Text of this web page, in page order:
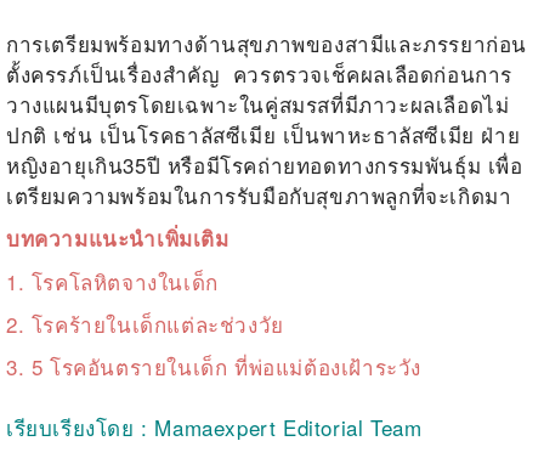
การเตรียมพร้อมทางด้านสุขภาพของสามีและภรรยาก่อน
ตั้งครรภ์เป็นเรื่องสำคัญ ควรตรวจเช็คผลเลือดก่อนการ
วางแผนมีบุตรโดยเฉพาะในคู่สมรสที่มีภาวะผลเลือดไม่
ปกติ เช่น เป็นโรคธาลัสซีเมีย เป็นพาหะธาลัสซีเมีย ฝ่าย
หญิงอายุเกิน35ปี หรือมีโรคถ่ายทอดทางกรรมพันธุ์ม เพื่อ
เตรียมความพร้อมในการรับมือกับสุขภาพลูกที่จะเกิดมา
บทความแนะนำเพิ่มเติม
1. โรคโลหิตจางในเด็ก
2. โรคร้ายในเด็กแต่ละช่วงวัย
3. 5 โรคอันตรายในเด็ก ที่พ่อแม่ต้องเฝ้าระวัง
เรียบเรียงโดย : Mamaexpert Editorial Team